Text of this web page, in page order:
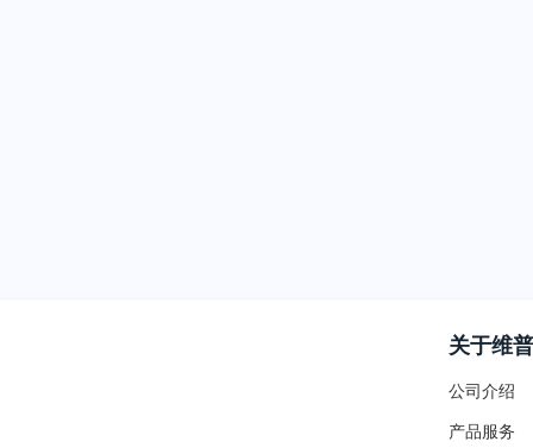
关于维普
公司介绍
产品服务